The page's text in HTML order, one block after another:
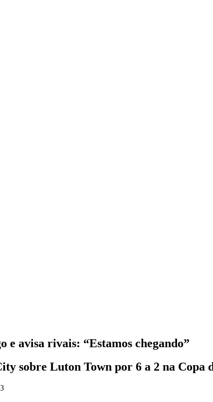
e avisa rivais: “Estamos chegando”
sobre Luton Town por 6 a 2 na Copa